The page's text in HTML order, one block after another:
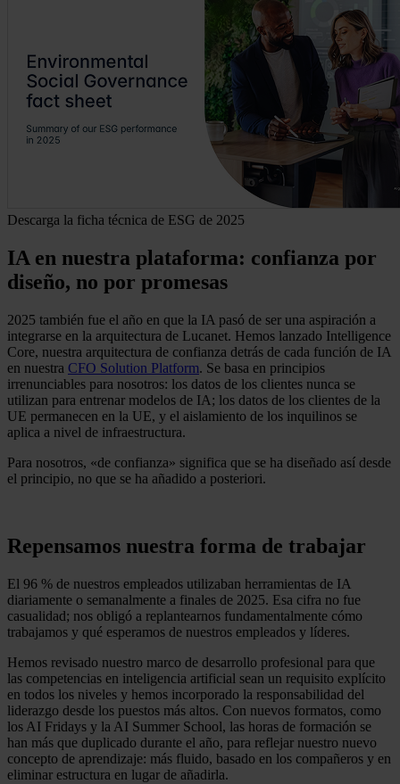
Descarga la ficha técnica de ESG de 2025
IA en nuestra plataforma: confianza por
diseño, no por promesas
2025 también fue el año en que la IA pasó de ser una aspiración a
integrarse en la arquitectura de Lucanet. Hemos lanzado Intelligence
Core, nuestra arquitectura de confianza detrás de cada función de IA
en nuestra CFO Solution Platform. Se basa en principios
irrenunciables para nosotros: los datos de los clientes nunca se
utilizan para entrenar modelos de IA; los datos de los clientes de la
UE permanecen en la UE, y el aislamiento de los inquilinos se
aplica a nivel de infraestructura.
Para nosotros, «de confianza» significa que se ha diseñado así desde
el principio, no que se ha añadido a posteriori.
Repensamos nuestra forma de trabajar
El 96 % de nuestros empleados utilizaban herramientas de IA
diariamente o semanalmente a finales de 2025. Esa cifra no fue
casualidad; nos obligó a replantearnos fundamentalmente cómo
trabajamos y qué esperamos de nuestros empleados y líderes.
Hemos revisado nuestro marco de desarrollo profesional para que
las competencias en inteligencia artificial sean un requisito explícito
en todos los niveles y hemos incorporado la responsabilidad del
liderazgo desde los puestos más altos. Con nuevos formatos, como
los AI Fridays y la AI Summer School, las horas de formación se
han más que duplicado durante el año, para reflejar nuestro nuevo
concepto de aprendizaje: más fluido, basado en los compañeros y en
eliminar estructura en lugar de añadirla.